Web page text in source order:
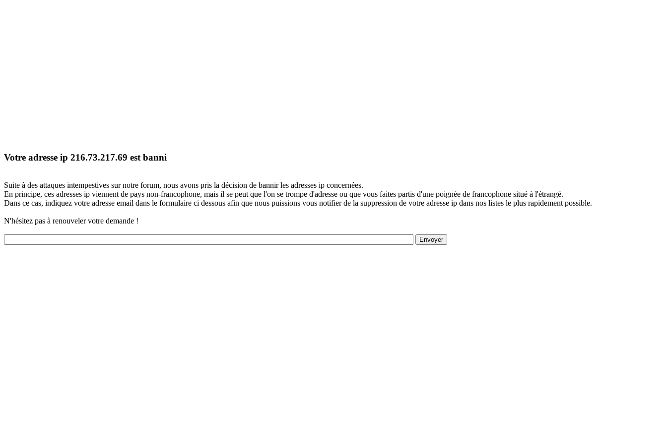
Votre adresse ip 216.73.217.69 est banni
Suite à des attaques intempestives sur notre forum, nous avons pris la décision de bannir les adresses ip concernées.
En principe, ces adresses ip viennent de pays non-francophone, mais il se peut que l'on se trompe d'adresse ou que vous faites partis d'une poignée de francophone situé à l'étrangé.
Dans ce cas, indiquez votre adresse email dans le formulaire ci dessous afin que nous puissions vous notifier de la suppression de votre adresse ip dans nos listes le plus rapidement possible.
N'hésitez pas à renouveler votre demande !